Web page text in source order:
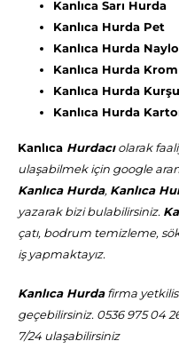
Kanlıca Sarı Hurda
Kanlıca Hurda Pet
Kanlıca Hurda
Kanlıca Hurda Krom
Kanlıca Hurda
Kanlıca Hurda
Kanlıca Hurdacıolarak
ulaşabilmek için google
Kanlıca Hurda, Kanlıca
yazarak bizi bulabilirsiniz.
çatı, bodrum temizleme,
iş yapmaktayız.
Kanlıca Hurdafirma
geçebilirsiniz. 0536 975 04
7/24 ulaşabilirsiniz